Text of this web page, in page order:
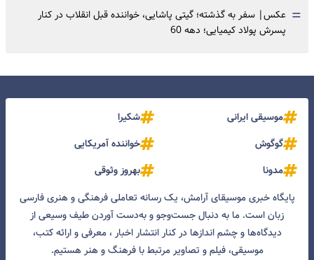
= عکس| سفر به گذشته؛ گیتی پاشایی، خواننده قبل انقلاب در کنار
پسرش پولاد کیمیایی؛ دهه 60
موسیقی ایرانی
شکیرا
گوگوش
خواننده آمریکایی
مدونا
بهروز وثوقی
پایگاه خبری موسیقای آرامش، یک رسانه تعاملی فرهنگی و هنری فارسی
زبان است. ما به دنبال جست‌و‌جو و به‌دست آوردن طیف وسیعی از
دیدگاه‌ها و چشم انداز‌ها در کنار انتشار اخبار ، معرفی و ارائه کتب،
موسیقی، فیلم و تصاویر مرتبط با فرهنگ و هنر هستیم.